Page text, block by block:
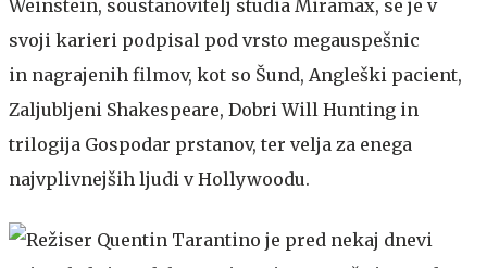
Weinstein, soustanovitelj studia Miramax, se je v
svoji karieri podpisal pod vrsto megauspešnic
in nagrajenih filmov, kot so Šund, Angleški pacient,
Zaljubljeni Shakespeare, Dobri Will Hunting in
trilogija Gospodar prstanov, ter velja za enega
najvplivnejših ljudi v Hollywoodu.